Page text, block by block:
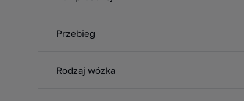
Przebieg
Rodzaj wózka